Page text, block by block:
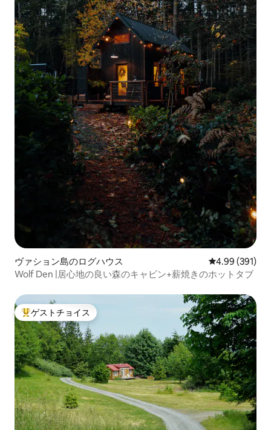
ヴァション島のログハウス レビュー391
4.99 (391)
Wolf Den |居心地の良い森のキャビン+薪焼きのホットタブ
大好評のゲストチョイスです。
ゲストチョイス